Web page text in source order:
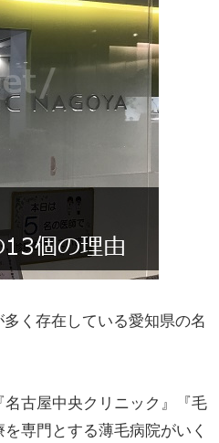
く存在している愛知県の名
古屋中央クリニック』『毛
専門とする薄毛病院がいく